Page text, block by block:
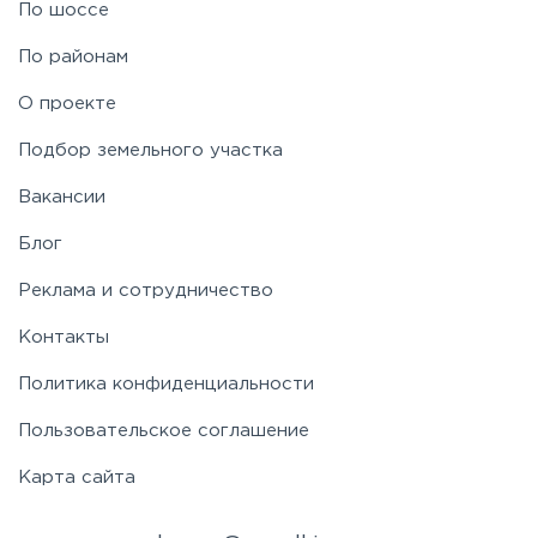
По шоссе
По районам
О проекте
Подбор земельного участка
Вакансии
Блог
Реклама и сотрудничество
Контакты
Политика конфиденциальности
Пользовательское соглашение
Карта сайта